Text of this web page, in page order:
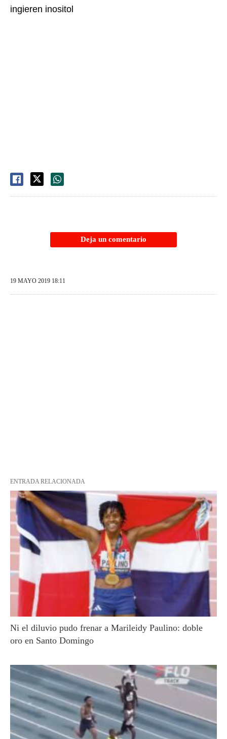
ingieren inositol
Deja un comentario
19 MAYO 2019 18:11
ENTRADA RELACIONADA
Ni el diluvio pudo frenar a Marileidy Paulino: doble
oro en Santo Domingo